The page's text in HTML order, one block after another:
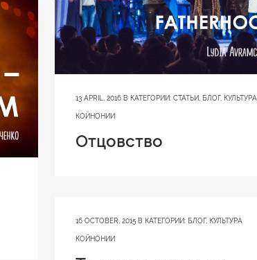
13 APRIL, 2016 В КАТЕГОРИИ: СТАТЬИ БЛОГ, КУЛЬТУРА
КОЙНОНИИ
Отцовство
16 OCTOBER, 2015 В КАТЕГОРИИ: БЛОГ, КУЛЬТУРА
КОЙНОНИИ